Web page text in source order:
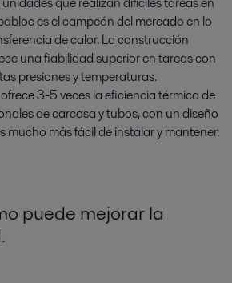
es el campeón del mercado en lo
de calor. La construcción
una fiabilidad superior en tareas con
presiones y temperaturas.
3-5 veces la eficiencia térmica de
de carcasa y tubos, con un diseño
mucho más fácil de instalar y mantener.
puede mejorar la